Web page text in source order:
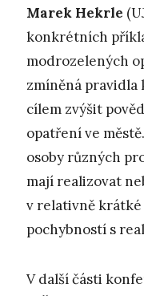
Marek Hekrle
konkrétních
modrozelených
zmíněná pravidla
cílem zvýšit
opatření ve
osoby různých
mají realizovat
v relativně krátké
pochybností s
V další části